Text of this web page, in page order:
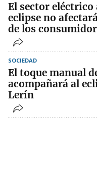
El sector eléctrico
eclipse no
de los
SOCIEDAD
El toque manual
acompañará al
Lerín